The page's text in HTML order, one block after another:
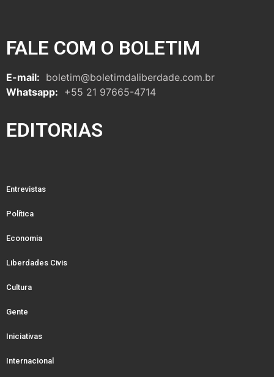
FALE COM O BOLETIM
E-mail: boletim@boletimdaliberdade.com.br
Whatsapp: +55 21 97665-4714
EDITORIAS
Entrevistas
Política
Economia
Liberdades Civis
Cultura
Gente
Iniciativas
Internacional